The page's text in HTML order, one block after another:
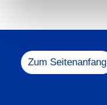
Zum Seitenanfang